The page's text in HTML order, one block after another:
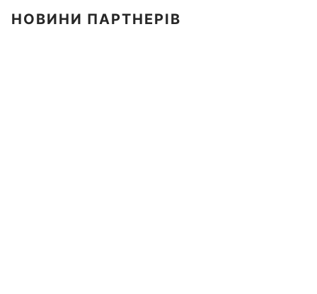
НОВИНИ ПАРТНЕРІВ